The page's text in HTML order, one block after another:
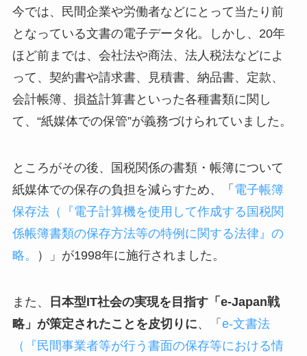
今では、民間企業や労働者などにとって当たり前
となっている文書の電子データ化。しかし、20年
ほど前までは、会社法や商法、法人税法などによ
って、契約書や請求書、見積書、納品書、定款、
会計帳簿、損益計算書といった各種書類に関し
て、“紙媒体での保管”が義務づけられていました。
ところがその後、国税関係の書類・帳簿について
紙媒体での保存の負担を減らすため、「 電子帳簿
保存法（『電子計算機を使用して作成する国税関
係帳簿書類の保存方法等の特例に関する法律』の
略。
）」が1998年に施行されました。
また、
日本型IT社会の実現を目指す「e-Japan戦
略」が策定されたことを皮切りに、「 e-文書法
（『民間事業者等が行う書面の保存等における情